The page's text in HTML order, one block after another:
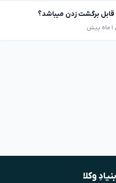
قابل برگشت زدن میباشد؟
۱ ماه پیش
بنیادِ وکلا